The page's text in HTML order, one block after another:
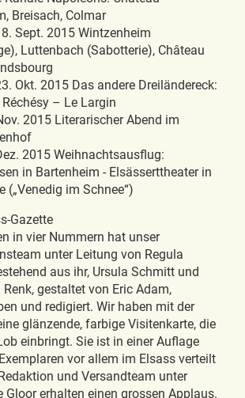
Breisach, Colmar
Sept. 2015 Wintzenheim
Luttenbach (Sabotterie), Château
Okt. 2015 Das andere Dreiländereck:
– Le Largin
2015 Literarischer Abend im
2015 Weihnachtsausflug:
in Bartenheim - Elsässerttheater in
(„Venedig im Schnee“)
Gazette
in vier Nummern hat unser
unter Leitung von Regula
aus ihr, Ursula Schmitt und
gestaltet von Eric Adam,
und redigiert. Wir haben mit der
glänzende, farbige Visitenkarte, die
einbringt. Sie ist in einer Auflage
vor allem im Elsass verteilt
und Versandteam unter
Gloor erhalten einen grossen Applaus.